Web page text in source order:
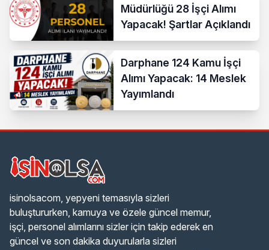
Müdürlüğü 28 İşçi Alımı
Yapacak! Şartlar Açıklandı
Darphane 124 Kamu İşçi
Alımı Yapacak: 14 Meslek
Yayımlandı
isinolsacom, yepyeni temasıyla sizleri
buluştururken, kamuya ve özele güncel memur,
işçi, personel alımlarını sizler için takip ederek en
güncel ve son dakika duyurularla sizleri